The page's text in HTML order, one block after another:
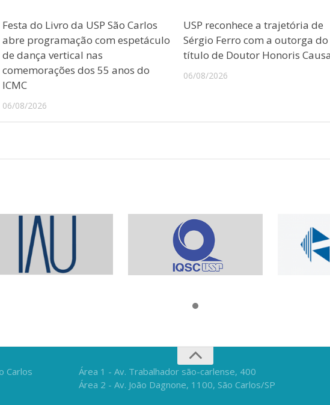
Festa do Livro da USP São Carlos
abre programação com espetáculo
de dança vertical nas
comemorações dos 55 anos do
ICMC
06/08/2026
USP reconhece a trajetória de
Sérgio Ferro com a outorga do
título de Doutor Honoris Causa
06/08/2026
Carlos
Área 1 - Av. Trabalhador são-carlense, 400
Área 2 - Av. João Dagnone, 1100, São Carlos/SP